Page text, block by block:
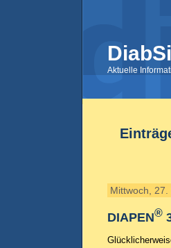
Aktuelle
Mittwoch,
DIAPEN®